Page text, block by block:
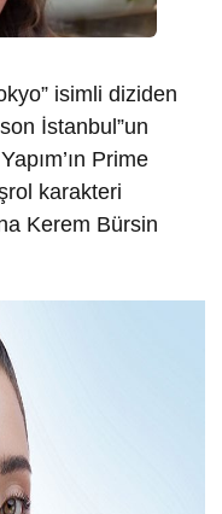
isimli diziden
İstanbul”un
Prime
karakteri
Kerem Bürsin